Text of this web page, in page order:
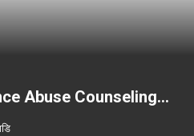
Abuse Counseling…